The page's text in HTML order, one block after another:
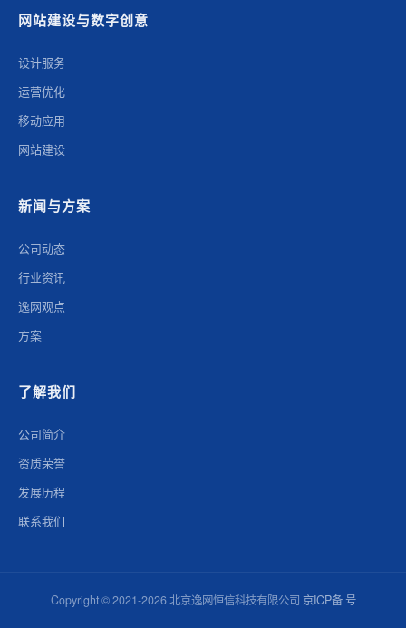
网站建设与数字创意
设计服务
运营优化
移动应用
网站建设
新闻与方案
公司动态
行业资讯
逸网观点
方案
了解我们
公司简介
资质荣誉
发展历程
联系我们
Copyright © 2021-2026 北京逸网恒信科技有限公司 京ICP备 号